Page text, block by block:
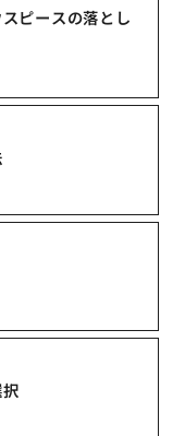
ピースの落とし